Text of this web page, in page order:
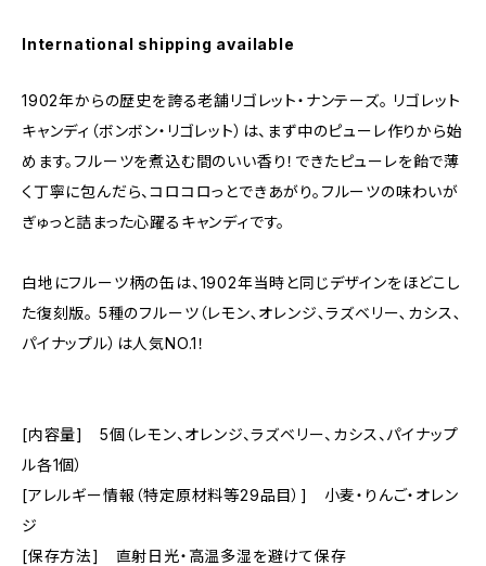
International shipping available
1902年からの歴史を誇る老舗リゴレット・ナンテーズ。 リゴレット
キャンディ（ボンボン・リゴレット）は、まず中のピューレ作りから始
めます。フルーツを煮込む間のいい香り！できたピューレを飴で薄
く丁寧に包んだら、コロコロっとできあがり。フルーツの味わいが
ぎゅっと詰まった心躍るキャンディです。
白地にフルーツ柄の缶は、1902年当時と同じデザインをほどこし
た復刻版。 5種のフルーツ（レモン､オレンジ､ラズベリー､カシス､
パイナップル）は人気NO.1！
[内容量] 5個（レモン、オレンジ、ラズベリー、カシス、パイナップ
ル各1個）
[アレルギー情報（特定原材料等29品目）] 小麦・りんご・オレン
ジ
[保存方法] 直射日光・高温多湿を避けて保存